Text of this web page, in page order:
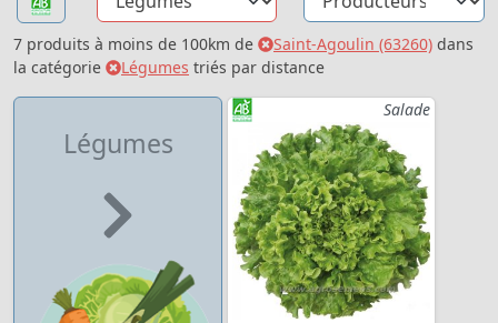
7 produits à moins de 100km de Saint-Agoulin (63260) dans
la catégorie
Légumes triés par distance
Légumes
Salade